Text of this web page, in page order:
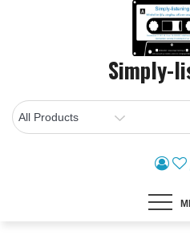
Simply-